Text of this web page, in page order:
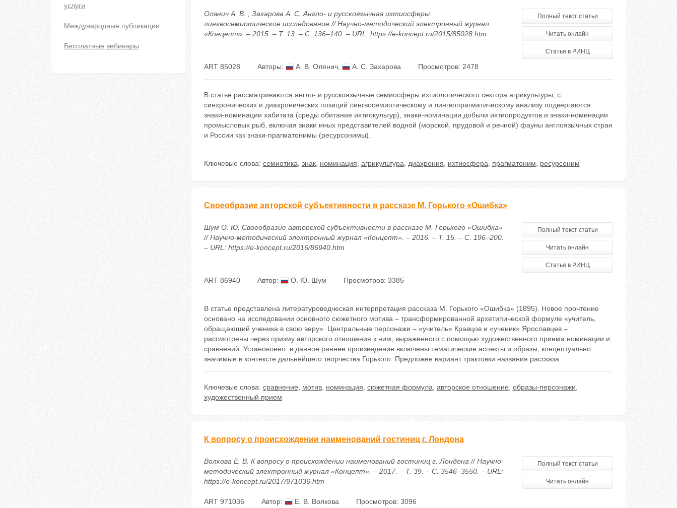
услуги
Международные публикации
Бесплатные вебинары
Олянич А. В. , Захарова А. С. Англо- и русскоязычная ихтиосферы:
лингвосемиотическое исследование // Научно-методический электронный журнал
«Концепт». – 2015. – Т. 13. – С. 136–140. – URL: https://e-koncept.ru/2015/85028.htm
Полный текст статьи
Читать онлайн
Статья в РИНЦ
ART 85028 Авторы: А. В. Олянич, А. С. Захарова Просмотров: 2478
В статье рассматриваются англо- и русскоязычные семиосферы ихтиологического сектора агрикультуры; с
синхронических и диахронических позиций лингвосемиотическому и лингвопрагматическому анализу подвергаются
знаки-номинации хабитата (среды обитания ихтиокультур), знаки-номинации добычи ихтиопродуктов и знаки-номинации
промысловых рыб, включая знаки иных представителей водной (морской, прудовой и речной) фауны англоязычных стран
и России как знаки-прагматонимы (ресурсонимы).
Ключевые слова: семиотика знак, номинация агрикультура диахрония ихтиосфера прагматоним ресурсоним
Своеобразие авторской субъективности в рассказе М. Горького «Ошибка»
Шум О. Ю. Своеобразие авторской субъективности в рассказе М. Горького «Ошибка»
// Научно-методический электронный журнал «Концепт». – 2016. – Т. 15. – С. 196–200.
– URL: https://e-koncept.ru/2016/86940.htm
Полный текст статьи
Читать онлайн
Статья в РИНЦ
ART 86940 Автор: О. Ю. Шум Просмотров: 3385
В статье представлена литературоведческая интерпретация рассказа М. Горького «Ошибка» (1895). Новое прочтение
основано на исследовании основного сюжетного мотива – трансформированной архетипической формуле «учитель,
обращающий ученика в свою веру». Центральные персонажи – «учитель» Кравцов и «ученик» Ярославцев –
рассмотрены через призму авторского отношения к ним, выраженного с помощью художественного приема номинации и
сравнений. Установлено: в данное раннее произведение включены тематические аспекты и образы, концептуально
значимые в контексте дальнейшего творчества Горького. Предложен вариант трактовки названия рассказа.
Ключевые слова: сравнение мотив, номинация сюжетная формула авторское отношение образы-персонажи
художественный прием
К вопросу о происхождении наименований гостиниц г. Лондона
Волкова Е. В. К вопросу о происхождении наименований гостиниц г. Лондона // Научно-
методический электронный журнал «Концепт». – 2017. – Т. 39. – С. 3546–3550. – URL:
https://e-koncept.ru/2017/971036.htm
Полный текст статьи
Читать онлайн
ART 971036 Автор: Е. В. Волкова Просмотров: 3096